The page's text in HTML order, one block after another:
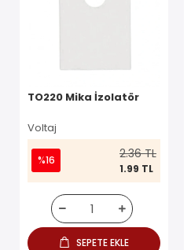
TO220 Mika İzolatör
Voltaj
%16 2.36 TL
1.99 TL
SEPETE EKLE